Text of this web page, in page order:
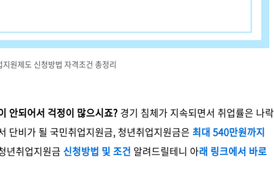
지원제도 신청방법 자격조건 총정리
안되어서 걱정이 많으시죠? 경기 침체가 지속되면서 취업률은 나락
단비가 될 국민취업지원금, 청년취업지원금은 최대 540만원까지
년취업지원금 신청방법 및 조건 알려드릴테니 아래 링크에서 바로